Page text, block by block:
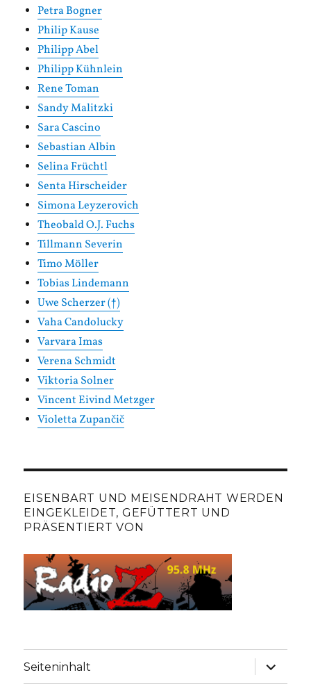
Petra Bogner
Philip Kause
Philipp Abel
Philipp Kühnlein
Rene Toman
Sandy Malitzki
Sara Cascino
Sebastian Albin
Selina Früchtl
Senta Hirscheider
Simona Leyzerovich
Theobald O.J. Fuchs
Tillmann Severin
Timo Möller
Tobias Lindemann
Uwe Scherzer (†)
Vaha Candolucky
Varvara Imas
Verena Schmidt
Viktoria Solner
Vincent Eivind Metzger
Violetta Zupančič
EISENBART UND MEISENDRAHT WERDEN
EINGEKLEIDET, GEFÜTTERT UND
PRÄSENTIERT VON
Seiteninhalt